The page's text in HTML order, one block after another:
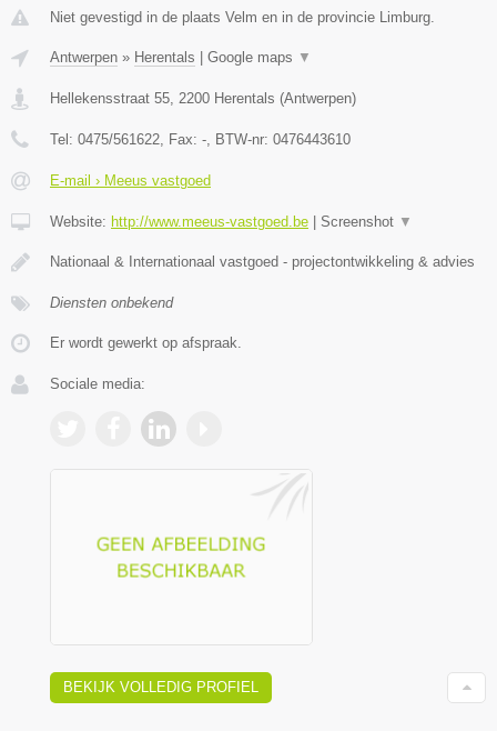
Niet gevestigd in de plaats Velm en in de provincie Limburg.
Antwerpen » Herentals Google maps ▼
Hellekensstraat 55, 2200 Herentals (Antwerpen)
Tel: 0475/561622, Fax: -, BTW-nr: 0476443610
E-mail › Meeus vastgoed
Website: http://www.meeus-vastgoed.be Screenshot ▼
Nationaal & Internationaal vastgoed - projectontwikkeling & advies
Diensten onbekend
Er wordt gewerkt op afspraak.
Sociale media:
BEKIJK VOLLEDIG PROFIEL